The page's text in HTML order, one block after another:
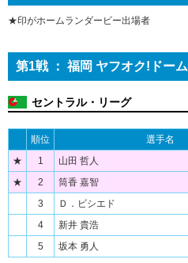
★印がホームランダービー出場者
第1戦 ： 福岡 ヤフオク!ドーム
セントラル・リーグ
順位 選手名
★
1 山田 哲人
★
2 筒香 嘉智
3
Ｄ．ビシエド
4
新井 貴浩
5
坂本 勇人